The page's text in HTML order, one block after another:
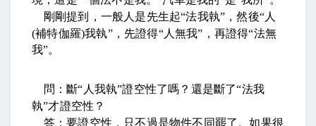
剛剛提到，一般人是先生起“法我執” ，然後“人
(補特伽羅)我執”，先證得“人無我” ，再證得“法無
我”。
問：斷“ 人我執”證空性了嗎？還是斷了“法我
執”才證空性？
答：要證空性，只不過是物件不同罷了。如果很